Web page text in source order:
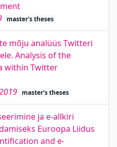
master's theses
mõju analüüs Twitteri
Analysis of the
within Twitter
master's theses
ja e-allkiri
Euroopa Liidus
and e-